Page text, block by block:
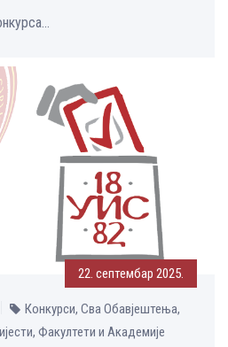
22. септембар 2025.
Конкурси, Сва Обавјештења,
Факултети и Академије